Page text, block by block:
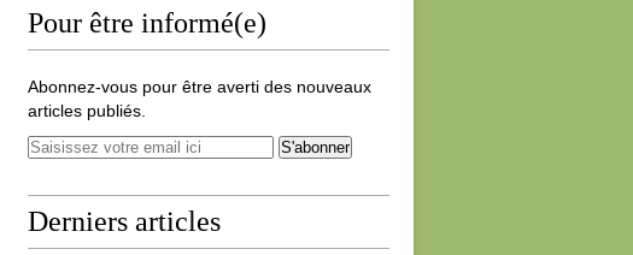
Pour être informé(e)
Abonnez-vous pour être averti des nouveaux
articles publiés.
Derniers articles